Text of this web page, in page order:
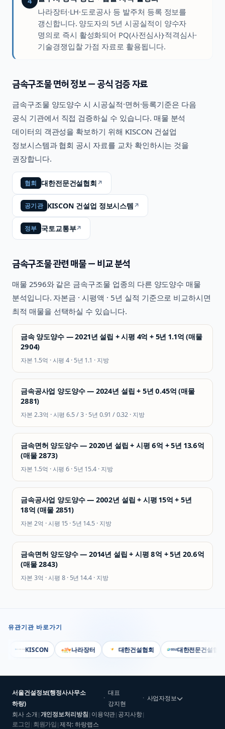
나라장터·LH·도로공사 등 발주처 등록 정보를
갱신합니다. 양도자의 5년 시공실적이 양수자
명의로 즉시 활성화되어 PQ(사전심사)·적격심사·
기술경쟁입찰 가점 자료로 활용됩니다.
금속구조물면허 정보 — 공식 검증 자료
금속구조물 양도양수 시 시공실적·면허·등록기준은 다음
공식 기관에서 직접 검증하실 수 있습니다. 매물 분석
데이터의 객관성을 확보하기 위해 KISCON 건설업
정보시스템과 협회 공시 자료를 교차 확인하시는 것을
권장합니다.
협회 대한전문건설협회↗
공기관 KISCON 건설업 정보시스템↗
정부 국토교통부↗
금속구조물관련 매물 — 비교 분석
매물 2596와 같은 금속구조물 업종의 다른 양도양수 매물
분석입니다. 자본금 · 시평액 · 5년 실적 기준으로 비교하시면
최적 매물을 선택하실 수 있습니다.
금속 양도양수 — 2021년 설립 + 시평 4억 + 5년 1.1억 (매물
2904)
자본 1.5억 · 시평4 · 5년1.1 · 지방
금속공사업 양도양수 — 2024년 설립 + 5년 0.45억 (매물
2881)
자본 2.3억 · 시평6.5 / 3 · 5년 0.91 / 0.32 · 지방
금속면허 양도양수 — 2020년 설립 + 시평 6억 + 5년 13.6억
(매물 2873)
자본 1.5억 · 시평6 · 5년15.4· 지방
금속공사업 양도양수 — 2002년 설립 + 시평 15억 + 5년
18억 (매물 2851)
자본 2억 · 시평 15 · 5년14.5· 지방
금속면허 양도양수 — 2014년 설립 + 시평 8억 + 5년 20.6억
(매물 2843)
자본 3억 · 시평 8· 5년14.4 · 지방
유관기관 바로가기
KISCON 나라장터 대한건설협회 대한전문건설협회
서울건설정보(행정사사무소
하랑)
·
대표
강지현
· 사업자정보
회사 소개 | 개인정보처리방침 | 이용약관| 공지사항|
로그인 회원가입 |제작: 하랑랩스